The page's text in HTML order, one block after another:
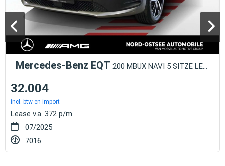
Mercedes-Benz EQT 200 MBUX NAVI 5 SITZE LED KAM WINTER PAKET
32.004
incl. btw en import
Lease v.a. 372 p/m
07/2025
7016